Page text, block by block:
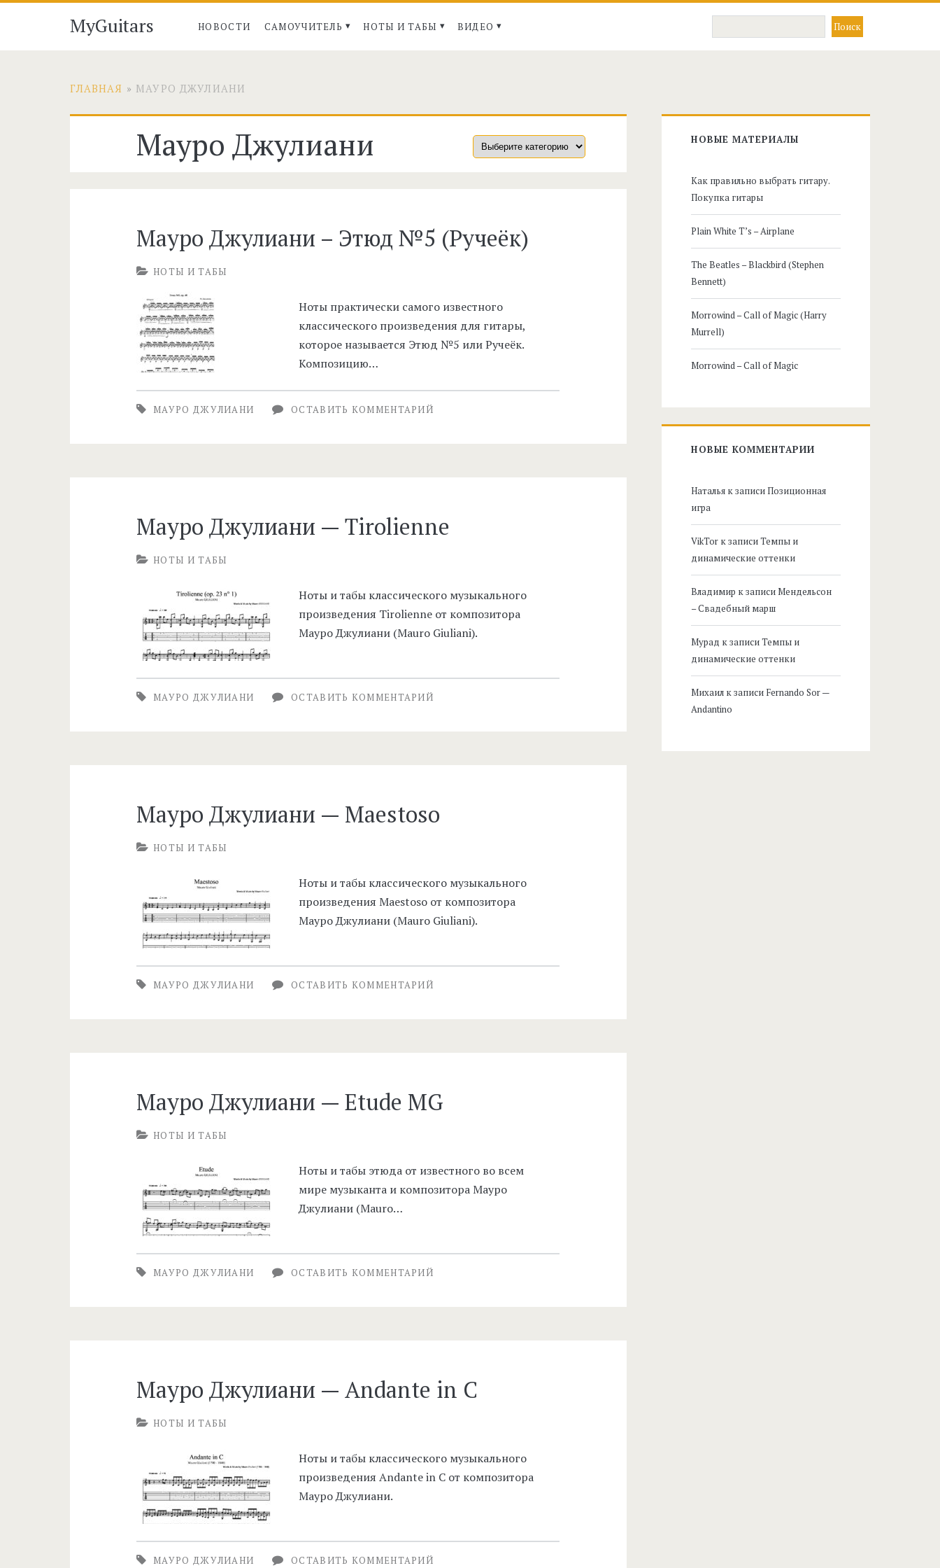
MyGuitars НОВОСТИ САМОУЧИТЕЛЬ НОТЫ И ТАБЫ ВИДЕО
ГЛАВНАЯ » МАУРО ДЖУЛИАНИ
Метка:
<span>Мауро
Мауро Джулиани
Мауро Джулиани – Этюд №5 (Ручеёк)
НОТЫ И ТАБЫ
Ноты практически самого известного
классического произведения для гитары,
которое называется Этюд №5 или Ручеёк.
Композицию…
МАУРО ДЖУЛИАНИ ОСТАВИТЬ КОММЕНТАРИЙ
Мауро Джулиани — Tirolienne
НОТЫ И ТАБЫ
Ноты и табы классического музыкального
произведения Tirolienne от композитора
Мауро Джулиани (Mauro Giuliani).
МАУРО ДЖУЛИАНИ ОСТАВИТЬ КОММЕНТАРИЙ
Мауро Джулиани — Maestoso
НОТЫ И ТАБЫ
Ноты и табы классического музыкального
произведения Maestoso от композитора
Мауро Джулиани (Mauro Giuliani).
МАУРО ДЖУЛИАНИ ОСТАВИТЬ КОММЕНТАРИЙ
Мауро Джулиани — Etude MG
НОТЫ И ТАБЫ
Ноты и табы этюда от известного во всем
мире музыканта и композитора Мауро
Джулиани (Mauro…
МАУРО ДЖУЛИАНИ ОСТАВИТЬ КОММЕНТАРИЙ
Мауро Джулиани — Andante in C
НОТЫ И ТАБЫ
Ноты и табы классического музыкального
произведения Andante in C от композитора
Мауро Джулиани.
МАУРО ДЖУЛИАНИ ОСТАВИТЬ КОММЕНТАРИЙ
Главная
панель
НОВЫЕ МАТЕРИАЛЫ
Как правильно выбрать гитару.
Покупка гитары
Plain White T’s – Airplane
The Beatles – Blackbird (Stephen
Bennett)
Morrowind – Call of Magic (Harry
Murrell)
Morrowind – Call of Magic
НОВЫЕ КОММЕНТАРИИ
Наталья к записиПозиционная
игра
VikTor к записиТемпы и
динамические оттенки
Владимир к записиМендельсон
– Свадебный марш
Мурад к записиТемпы и
динамические оттенки
Михаил к записи Fernando Sor —
Andantino